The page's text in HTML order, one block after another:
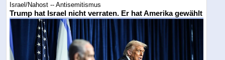
Israel/Nahost -- Antisemitismus
Trump hat Israel nicht verraten. Er hat Amerika gewählt